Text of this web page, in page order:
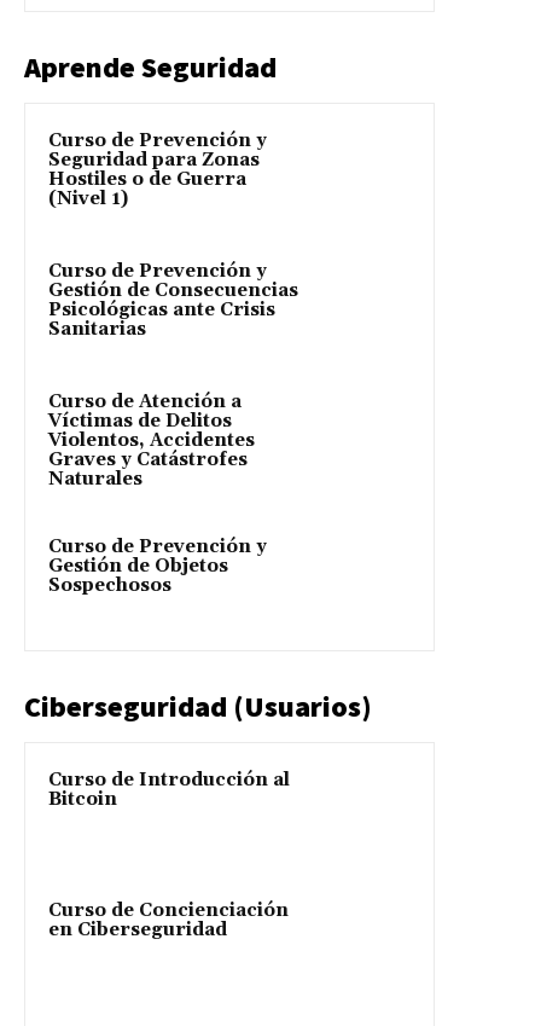
Aprende Seguridad
Curso de Prevención y
Seguridad para Zonas
Hostiles o de Guerra
(Nivel 1)
Curso de Prevención y
Gestión de Consecuencias
Psicológicas ante Crisis
Sanitarias
Curso de Atención a
Víctimas de Delitos
Violentos, Accidentes
Graves y Catástrofes
Naturales
Curso de Prevención y
Gestión de Objetos
Sospechosos
Ciberseguridad (Usuarios)
Curso de Introducción al
Bitcoin
Curso de Concienciación
en Ciberseguridad